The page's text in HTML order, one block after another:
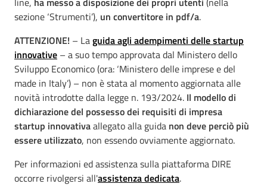
sezione ‘Strumenti’), un convertitore in pdf/a.
ATTENZIONE! – Laguida agli adempimenti delle startup
innovative – a suo tempo approvata dal Ministero dello
Sviluppo Economico (ora: ‘Ministero delle imprese e del
made in Italy’) – non è stata al momento aggiornata alle
novità introdotte dalla legge n. 193/2024. Il modello di
dichiarazione del possesso dei requisiti di impresa
startup innovativaallegato alla guida non deve perciò più
essere utilizzato, non essendo ovviamente aggiornato.
Per informazioni ed assistenza sulla piattaforma DIRE
occorre rivolgersi all'assistenza dedicata.